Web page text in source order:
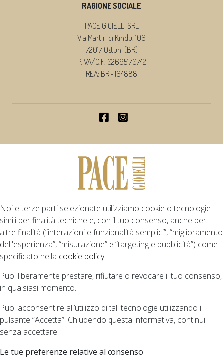
RAGIONE SOCIALE
PACE GIOIELLI SRL
Via Martiri di Kindu, 106
72017 Ostuni (BR)
P.IVA/C.F. 02695170742
REA: BR - 164888
Noi e terze parti selezionate utilizziamo cookie o tecnologie
simili per finalità tecniche e, con il tuo consenso, anche per
altre finalità (“interazioni e funzionalità semplici”, “miglioramento
dell'esperienza”, “misurazione” e “targeting e pubblicità”) come
specificato nella cookie policy.
Puoi liberamente prestare, rifiutare o revocare il tuo consenso,
in qualsiasi momento.
Puoi acconsentire all’utilizzo di tali tecnologie utilizzando il
pulsante “Accetta”. Chiudendo questa informativa, continui
senza accettare.
Le tue preferenze relative al consenso